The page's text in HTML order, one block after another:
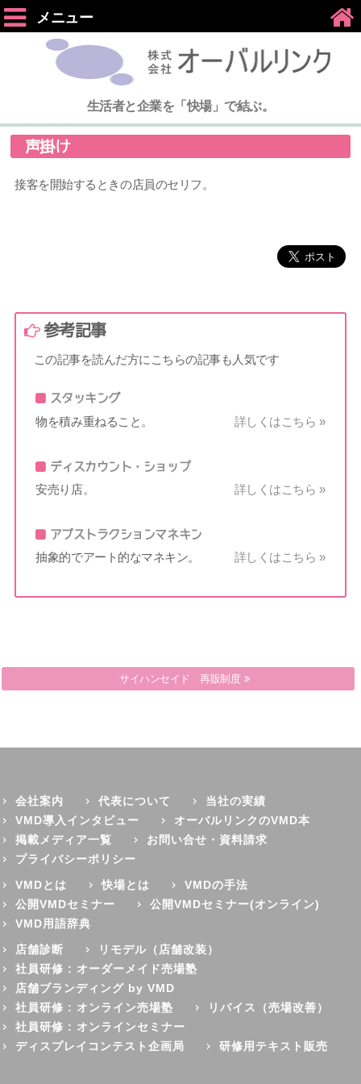
メニュー
生活者と企業を「快場」で結ぶ。
声掛け
接客を開始するときの店員のセリフ。
参考記事
この記事を読んだ方にこちらの記事も人気です
スタッキング
物を積み重ねること。 詳しくはこちら »
ディスカウント・ショップ
安売り店。 詳しくはこちら »
アブストラクションマネキン
抽象的でアート的なマネキン。 詳しくはこちら »
コウドウテンジ 行動展示
サイハンセイド 再販制度
会社案内 代表について
当社の実績
VMD導入インタビュー
オーバルリンクのVMD本
掲載メディア一覧
お問い合せ・資料請求
プライバシーポリシー
VMDとは
快場とは
VMDの手法
公開VMDセミナー
公開VMDセミナー(オンライン)
VMD用語辞典
店舗診断
リモデル（店舗改装）
社員研修 : オーダーメイド売場塾
店舗ブランディング by VMD
社員研修 : オンライン売場塾
リバイス（売場改善）
社員研修 : オンラインセミナー
ディスプレイコンテスト企画局
研修用テキスト販売